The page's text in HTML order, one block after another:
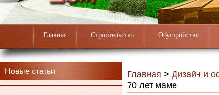
Главная Строительство Обустройство
Новые статьи Главная > Дизайн и
70 лет маме